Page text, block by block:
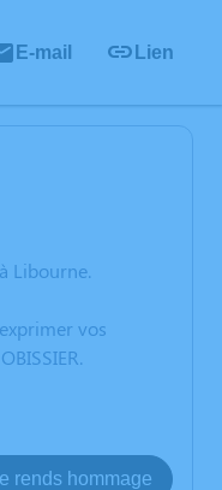
E-mail Lien
Libourne.
vos
rends hommage